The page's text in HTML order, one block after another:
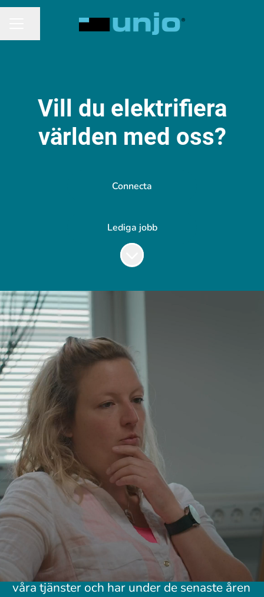
Vill du elektrifiera
världen med oss?
Connecta
Lediga jobb
Skrolla för mer innehåll
Välkommen till oss på
Unjo
Vi är ett snabbväxande företag som
utvecklar, konstruerar och tillverkar
kundanpassade motorstyrningar och
motorstyrsystem som är optimerade för
varje enskild kund och projekt. Vi är
ledande i vår bransch och det är vi är stolta
över!
Hållbarhet, kvalitet och långsiktiga
kundrelationer är viktiga ledord i vår
tillväxt. Vi har en enorm efterfrågan på
våra tjänster och har under de senaste åren